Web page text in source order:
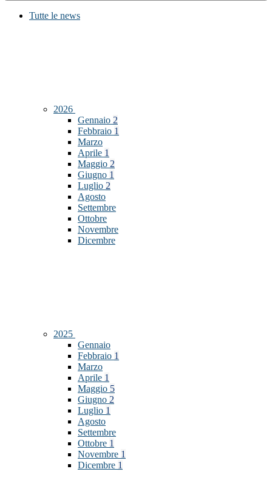
Tutte le news
2026
Gennaio 2
Febbraio 1
Marzo
Aprile 1
Maggio 2
Giugno 1
Luglio 2
Agosto
Settembre
Ottobre
Novembre
Dicembre
2025
Gennaio
Febbraio 1
Marzo
Aprile 1
Maggio 5
Giugno 2
Luglio 1
Agosto
Settembre
Ottobre 1
Novembre 1
Dicembre 1